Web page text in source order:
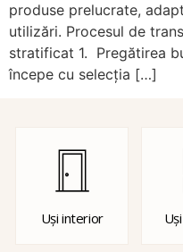
produse prelucrate,
utilizări. Procesul de
stratificat 1. Pregătirea
începe cu selecția […]
Uși interior